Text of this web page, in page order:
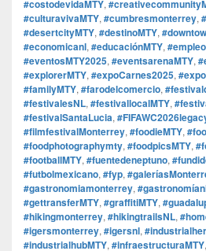
#costodevidaMTY,
#culturavivaMTY, #cumbresmonterrey,
#desertcityMTY, #destinoMTY,
#economicanl, #educaciónMTY,
#eventosMTY2025, #eventsarenaMTY,
#explorerMTY, #expoCarnes2025,
#familyMTY, #farodelcomercio,
#festivalesNL, #festivallocalMTY,
#festivalSantaLucia,
#filmfestivalMonterrey, #foodieMTY,
#foodphotographymty, #foodpicsMTY,
#footballMTY, #fuentedeneptuno,
#futbolmexicano, #fyp,
#gastronomiamonterrey,
#gettransferMTY, #graffitiMTY,
#hikingmonterrey, #hikingtrailsNL,
#igersmonterrey, #igersnl,
#industrialhubMTY, #infraestructuraMTY,